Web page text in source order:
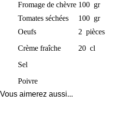
Fromage de chèvre 100 gr
Tomates séchées
100 gr
Oeufs
2 pièces
Crème fraîche
20 cl
Sel
Poivre
Vous aimerez aussi...